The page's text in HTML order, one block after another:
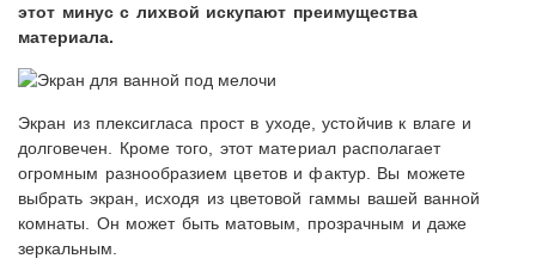
этот минус с лихвой искупают преимущества
материала.
Экран из плексигласа прост в уходе, устойчив к влаге и
долговечен. Кроме того, этот материал располагает
огромным разнообразием цветов и фактур. Вы можете
выбрать экран, исходя из цветовой гаммы вашей ванной
комнаты. Он может быть матовым, прозрачным и даже
зеркальным.